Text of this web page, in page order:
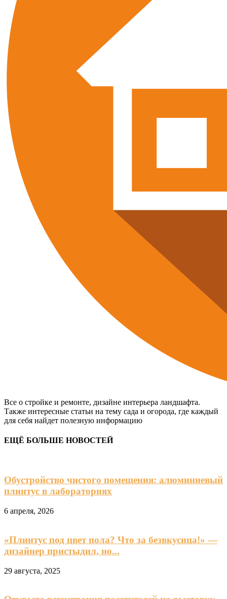
Все о стройке и ремонте, дизайне интерьера ландшафта.
Также интересные статьи на тему сада и огорода, где каждый
для себя найдет полезную информацию
ЕЩЁ БОЛЬШЕ НОВОСТЕЙ
Обустройство чистого помещения: алюминиевый
плинтус в лабораториях
6 апреля, 2026
«Плинтус под цвет пола? Что за безвкусица!» —
дизайнер пристыдил, но...
29 августа, 2025